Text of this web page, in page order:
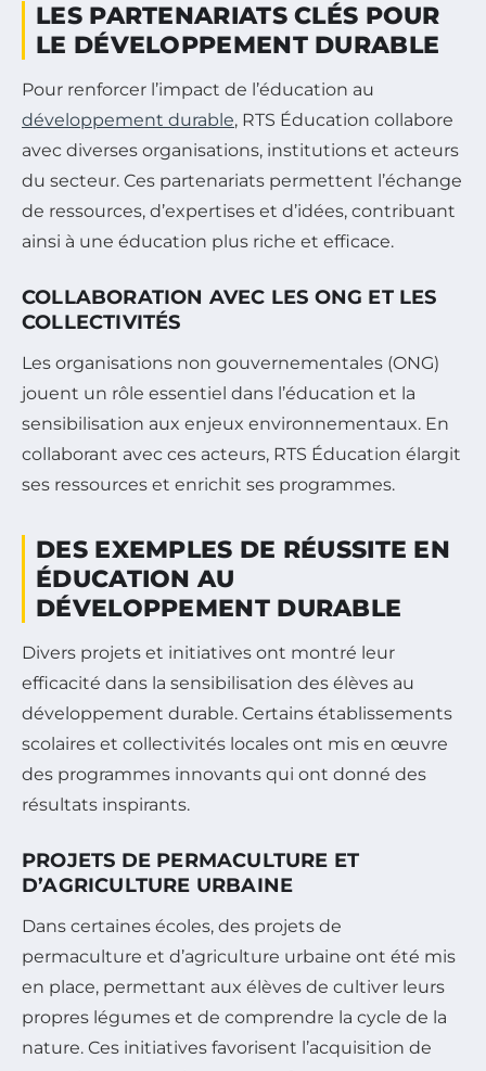
LES PARTENARIATS CLÉS POUR
LE DÉVELOPPEMENT DURABLE
Pour renforcer l’impact de l’éducation au
développement durable, RTS Éducation collabore
avec diverses organisations, institutions et acteurs
du secteur. Ces partenariats permettent l’échange
de ressources, d’expertises et d’idées, contribuant
ainsi à une éducation plus riche et efficace.
COLLABORATION AVEC LES ONG ET LES
COLLECTIVITÉS
Les organisations non gouvernementales (ONG)
jouent un rôle essentiel dans l’éducation et la
sensibilisation aux enjeux environnementaux. En
collaborant avec ces acteurs, RTS Éducation élargit
ses ressources et enrichit ses programmes.
DES EXEMPLES DE RÉUSSITE EN
ÉDUCATION AU
DÉVELOPPEMENT DURABLE
Divers projets et initiatives ont montré leur
efficacité dans la sensibilisation des élèves au
développement durable. Certains établissements
scolaires et collectivités locales ont mis en œuvre
des programmes innovants qui ont donné des
résultats inspirants.
PROJETS DE PERMACULTURE ET
D’AGRICULTURE URBAINE
Dans certaines écoles, des projets de
permaculture et d’agriculture urbaine ont été mis
en place, permettant aux élèves de cultiver leurs
propres légumes et de comprendre la cycle de la
nature. Ces initiatives favorisent l’acquisition de